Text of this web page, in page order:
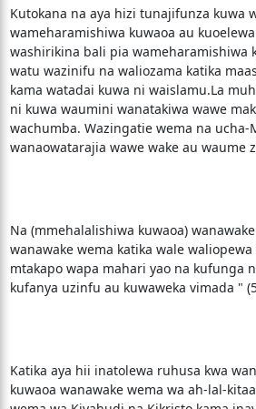
Kutokana na aya hizi tunajifunza kuwa
wameharamishiwa kuwaoa au
washirikina bali pia wameharamishiwa
watu wazinifu na waliozama katika
kama watadai kuwa ni waislamu.La
ni kuwa waumini wanatakiwa wawe
wachumba. Wazingatie wema na ucha-
wanaowatarajia wawe wake au waume
Na (mmehalalishiwa kuwaoa)
wanawake wema katika wale
mtakapo wapa mahari yao na kufunga
kufanya uzinfu au kuwaweka vimada "
Katika aya hii inatolewa ruhusa kwa
kuwaoa wanawake wema wa ah-lal-